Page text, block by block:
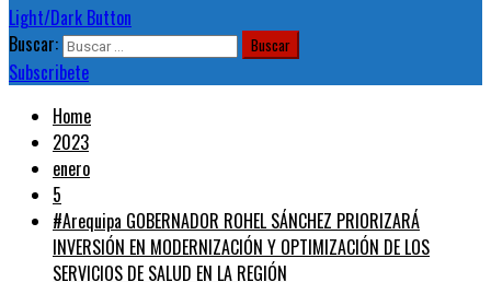
Light/Dark Button
Buscar:
Subscribete
Home
2023
enero
5
#Arequipa GOBERNADOR ROHEL SÁNCHEZ PRIORIZARÁ
INVERSIÓN EN MODERNIZACIÓN Y OPTIMIZACIÓN DE LOS
SERVICIOS DE SALUD EN LA REGIÓN